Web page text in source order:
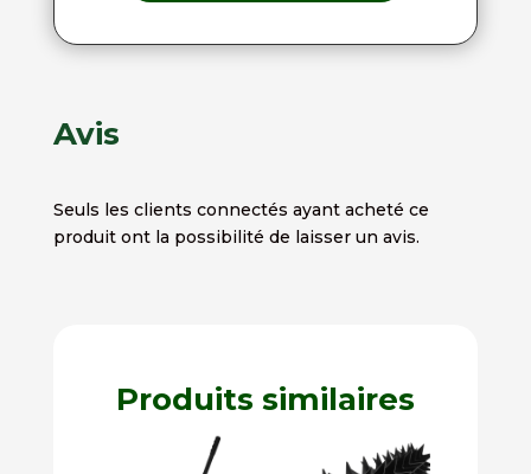
Avis
Seuls les clients connectés ayant acheté ce
produit ont la possibilité de laisser un avis.
Produits similaires